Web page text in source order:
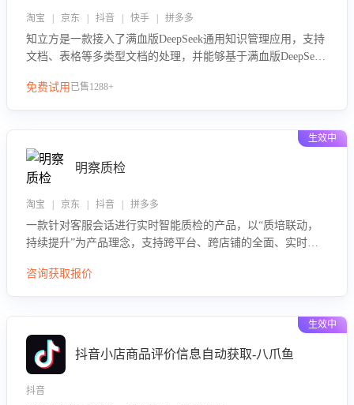
淘宝 | 京东 | 抖音 | 快手 | 拼多多
知立方是一款接入了满血版DeepSeek通用知识管理应用，支持
文档、表格等多类型文档的处理，并能够基于满血版DeepSeek
助用户高效管理和利用知识资源。通过该产品，用户可以轻松
免费试用 已售1288+
生效中
明察质检
淘宝 | 京东 | 抖音 | 拼多多
一款针对客服会话进行实时智能质检的产品，以“质培联动，
持续提升”为产品理念，支持跨平台、跨店铺的全面、实时、
队的销服能力。
咨询获取报价
生效中
抖音小店商品评价信息自动获取-八爪鱼
抖音